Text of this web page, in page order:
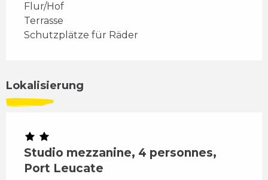
Flur/Hof
Terrasse
Schutzplätze für Räder
Lokalisierung
Studio mezzanine, 4 personnes,
Port Leucate